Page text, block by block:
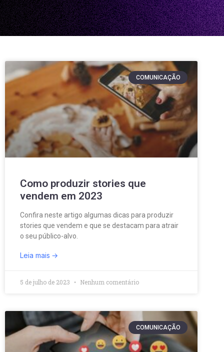
COMUNICAÇÃO
Como produzir stories que
vendem em 2023
Confira neste artigo algumas dicas para produzir
stories que vendem e que se destacam para atrair
o seu público-alvo.
Leia mais
5 de julho de 2023 Nenhum comentário
COMUNICAÇÃO